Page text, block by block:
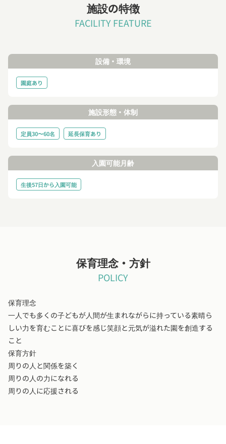
施設の特徴
FACILITY FEATURE
設備・環境
園庭あり
施設形態・体制
定員30〜60名 延長保育あり
入園可能月齢
生後57日から入園可能
保育理念・方針
POLICY
保育理念
一人でも多くの子どもが人間が生まれながらに持っている素晴ら
しい力を育むことに喜びを感じ笑顔と元気が溢れた園を創造する
こと
保育方針
周りの人と関係を築く
周りの人の力になれる
周りの人に応援される